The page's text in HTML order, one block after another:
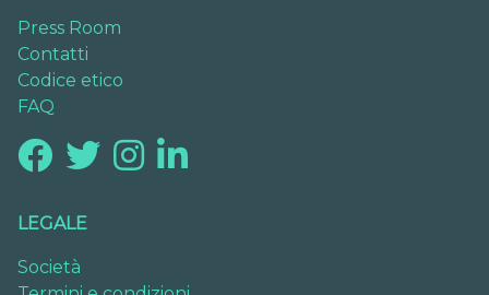
Press Room
Contatti
Codice etico
FAQ
LEGALE
Società